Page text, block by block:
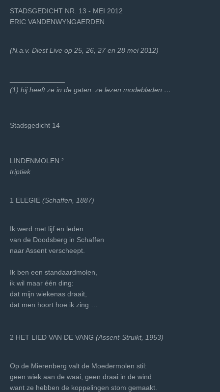
STADSGEDICHT NR. 13 - MEI 2012
ERIC VANDENWYNGAERDEN
(N.a.v. Diest Live op 25, 26, 27 en 28 mei 2012)
(1) hij heeft ze in de gaten: ze lezen modebladen …
Stadsgedicht 14
LINDENMOLEN ²
triptiek
1 ELEGIE (Schaffen, 1887)
Ik werd met lijf en leden
van de Doodsberg in Schaffen
naar Assent verscheept.
Ik ben een standaardmolen,
ik wil maar één ding:
dat mijn wiekenas draait,
dat men hoort hoe ik zing …
2 HET LIED VAN DE VANG (Assent-Struikt, 1953)
Op de Mierenberg valt de Moedermolen stil:
geen wiek aan de waai, geen draai in de wind
want ze hebben de koppelingen stom gemaakt.